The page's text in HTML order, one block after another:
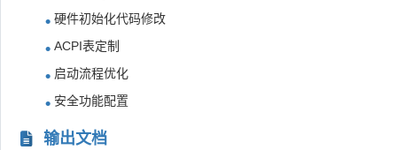
硬件初始化代码修改
ACPI表定制
启动流程优化
安全功能配置
输出文档